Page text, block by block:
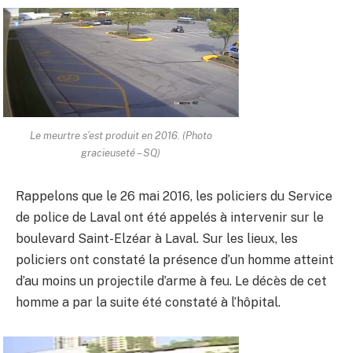
Le meurtre s’est produit en 2016. (Photo
gracieuseté – SQ)
Rappelons que le 26 mai 2016, les policiers du Service
de police de Laval ont été appelés à intervenir sur le
boulevard Saint-Elzéar à Laval. Sur les lieux, les
policiers ont constaté la présence d’un homme atteint
d’au moins un projectile d’arme à feu. Le décès de cet
homme a par la suite été constaté à l’hôpital.